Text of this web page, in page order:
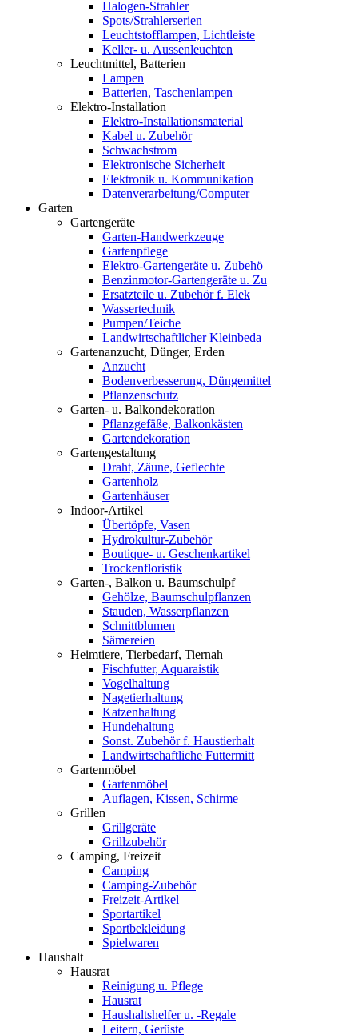
Halogen-Strahler
Spots/Strahlerserien
Leuchtstofflampen, Lichtleiste
Keller- u. Aussenleuchten
Leuchtmittel, Batterien
Lampen
Batterien, Taschenlampen
Elektro-Installation
Elektro-Installationsmaterial
Kabel u. Zubehör
Schwachstrom
Elektronische Sicherheit
Elektronik u. Kommunikation
Datenverarbeitung/Computer
Garten
Gartengeräte
Garten-Handwerkzeuge
Gartenpflege
Elektro-Gartengeräte u. Zubehö
Benzinmotor-Gartengeräte u. Zu
Ersatzteile u. Zubehör f. Elek
Wassertechnik
Pumpen/Teiche
Landwirtschaftlicher Kleinbeda
Gartenanzucht, Dünger, Erden
Anzucht
Bodenverbesserung, Düngemittel
Pflanzenschutz
Garten- u. Balkondekoration
Pflanzgefäße, Balkonkästen
Gartendekoration
Gartengestaltung
Draht, Zäune, Geflechte
Gartenholz
Gartenhäuser
Indoor-Artikel
Übertöpfe, Vasen
Hydrokultur-Zubehör
Boutique- u. Geschenkartikel
Trockenfloristik
Garten-, Balkon u. Baumschulpf
Gehölze, Baumschulpflanzen
Stauden, Wasserpflanzen
Schnittblumen
Sämereien
Heimtiere, Tierbedarf, Tiernah
Fischfutter, Aquaraistik
Vogelhaltung
Nagetierhaltung
Katzenhaltung
Hundehaltung
Sonst. Zubehör f. Haustierhalt
Landwirtschaftliche Futtermitt
Gartenmöbel
Gartenmöbel
Auflagen, Kissen, Schirme
Grillen
Grillgeräte
Grillzubehör
Camping, Freizeit
Camping
Camping-Zubehör
Freizeit-Artikel
Sportartikel
Sportbekleidung
Spielwaren
Haushalt
Hausrat
Reinigung u. Pflege
Hausrat
Haushaltshelfer u. -Regale
Leitern, Gerüste